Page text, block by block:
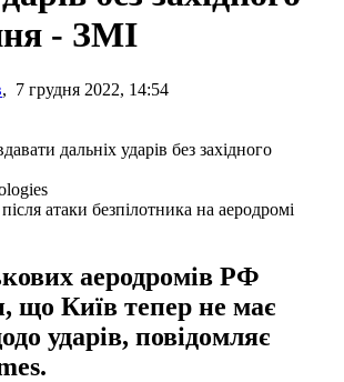
- ЗМІ
, 7 грудня 2022, 14:54
атаки безпілотника на аеродромі
аеродромів РФ
що Київ тепер не має
ударів, повідомляє